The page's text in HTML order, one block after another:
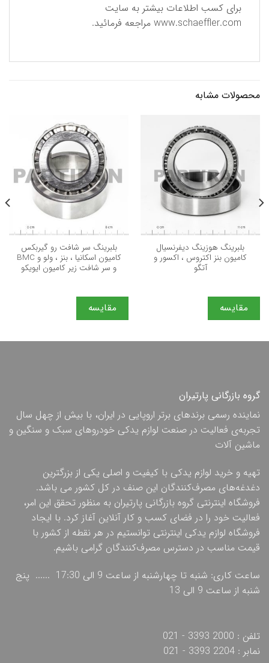
برای كسب اطلاعات بیشتر به سایت
www.schaeffler.com مراجعه فرمائید.
محصولات مشابه
بلبرینگ هوزینگ دیفرنسیال
کامیون بنز اکتروس ، اکسور و
آتگو
مقایسه
بلبرینگ سر شافت رو گیربکس
کامیون اسکانیا ، بنز ، ولو و BMC
و سر شافت زیر کامیون ایویکو
مقایسه
گروه بازرگانی پارتیران
نماینده رسمی برندهای برتر اروپایی در ایران، با بیش از چهل سال
تجربه‌ی فعالیت در صنعت لوازم یدکی خودروهای سبک و سنگین و
ماشین آلات
تهیه و خرید لوازم یدکی با کیفیت و اصلی یکی از بزرگترین
دغدغه‌های مصرف‌کنندگان این صنف در کل کشور می باشد.
فروشگاه اینترنتی گروه بازرگانی پارتیران به منظور تحقق این امر،
فعالیت خود را در فضای کسب و کار آنلاین آغاز کرد. با ایجاد
فروشگاه لوازم یدکی اینترنتی توانستیم در هر نقطه از کشور با
قیمت مناسب در دسترس مصرف‌کنندگان گرامی باشیم.
ساعت کاری: شنبه تا چهارشنبه از ساعت 9 الی 17:30 ...... پنج
شنبه از ساعت 9 الی 13
تلفن : 2000 3393 - 021
نمابر : 2204 3393 - 021